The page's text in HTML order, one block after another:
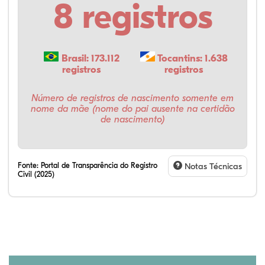
8 registros
Brasil: 173.112
registros
Tocantins: 1.638
registros
Número de registros de nascimento somente em
nome da mãe (nome do pai ausente na certidão
de nascimento)
Fonte: Portal de Transparência do Registro
Civil (2025)
Notas Técnicas